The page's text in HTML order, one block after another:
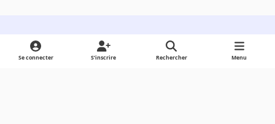
Light ModeDark ModeSystem Preference
Se connecter S’inscrire Rechercher Menu